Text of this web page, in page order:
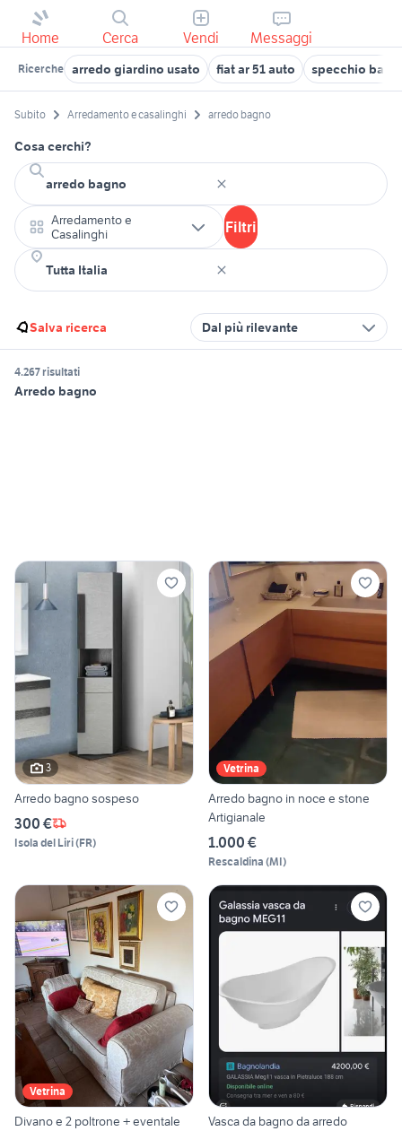
Home Cerca Vendi Messaggi
Ricerche arredo giardino usato fiat ar 51 auto specchio
Subito Arredamento e casalinghi arredo bagno
Cosa cerchi?
Arredamento e
Casalinghi
Filtri
Salva ricerca Dal più rilevante
4.267 risultati
Arredo bagno
3
Arredo bagno sospeso
300 €
Isola del Liri(FR)
Vetrina
Arredo bagno in noce e stone
Artigianale
1.000 €
Rescaldina (MI)
Vetrina
Divano e 2 poltrone + eventale
Vasca da bagno da arredo